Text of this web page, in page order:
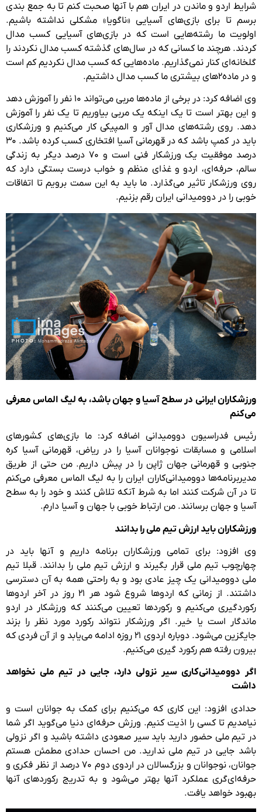
شرایط اردو و ماندن در ایران هم با آنها صحبت کنم تا به جمع بندی
برسم تا برای بازی‌های آسیایی «ناگویا» مشکلی نداشته باشیم.
اولویت ما رشته‌هایی است که در بازی‌های آسیایی کسب مدال
کردند. هرچند ما کسانی که در سال‌های گذشته کسب مدال نکردند را
گلخانه‌ای کنار نمی‌گذاریم. ماده‌هایی که کسب مدال نکردیم کم است
و در ماده۲های بیشتری ما کسب مدال داشتیم.
وی اضافه کرد: در برخی از ماده‌ها مربی می‌تواند ۱۰ نفر را آموزش دهد
و این بهتر است تا یک اینکه یک مربی بیاوریم تا یک نفر را آموزش
دهد. روی رشته‌های مدال آور و المپیکی کار می‌کنیم و ورزشکاری
باید در کمپ باشد که در قهرمانی آسیا افتخاری کسب کرده باشد. ۳۰
درصد موفقیت یک ورزشکار فنی است و ۷۰ درصد دیگر به زندگی
سالم، حرفه‌ای، اردو و غذای منظم و خواب درست بستگی دارد که
روی ورزشکار تاثیر می‌گذارد. ما باید به این سمت برویم تا اتفاقات
خوبی را در دوومیدانی ایران رقم بزنیم.
ورزشکاران ایرانی در سطح آسیا و جهان باشد، به لیگ الماس معرفی
می‌کنم
رئیس فدراسیون دوومیدانی اضافه کرد: ما بازی‌های کشورهای
اسلامی و مسابقات نوجوانان آسیا را در ریاض، قهرمانی آسیا کره
جنوبی و قهرمانی جهان ژاپن را در پیش داریم. من حتی از طریق
مدیربرنامه‌ها دوومیدانی‌کاران ایران را به لیگ الماس معرفی می‌کنم
تا در آن شرکت کنند اما به شرط آنکه تلاش کنند و خود را به سطح
آسیا و جهان برسانند. من ارتباط خوبی با جهان و آسیا دارم.
ورزشکاران باید ارزش تیم ملی را بدانند
وی افزود: برای تمامی ورزشکاران برنامه داریم و آنها باید در
چهارچوب تیم ملی قرار بگیرند و ارزش تیم ملی را بدانند. قبلا تیم
ملی دوومیدانی یک چیز عادی بود و به راحتی همه به آن دسترسی
داشتند. از زمانی که اردوها شروع شود هر ۲۱ روز در آخر اردوها
رکوردگیری می‌کنیم و رکوردها تعیین می‌کنند که ورزشکار در اردو
ماندگار است یا خیر. اگر ورزشکار نتواند رکورد مورد نظر را بزند
جایگزین می‌شود. دوباره اردوی ۲۱ روزه ادامه می‌یابد و از آن فردی که
بیرون رفته هم رکورد گیری می‌کنیم.
اگر دوومیدانی‌کاری سیر نزولی دارد، جایی در تیم ملی نخواهد
داشت
حدادی افزود: این کاری که می‌کنیم برای کمک به جوانان است و
نیامدیم تا کسی را اذیت کنیم. ورزش حرفه‌ای دنیا می‌گوید اگر شما
در تیم ملی حضور دارید باید سیر صعودی داشته باشید و اگر نزولی
باشد جایی در تیم ملی ندارید. من احسان حدادی مطمئن هستم
جوانان، نوجوانان و بزرگسالان در اردوی دوم ۷۰ درصد از نظر فکری و
حرفه‌ای‌گری عملکرد آنها بهتر می‌شود و به تدریج رکوردهای آنها
بهبود خواهد یافت.